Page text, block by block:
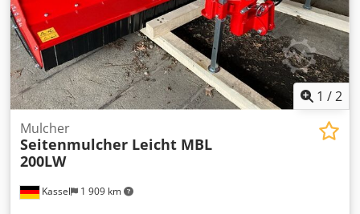
1 /2
Kassel 1 909 km
Mulcher
Seitenmulcher Leicht MBL
200LW